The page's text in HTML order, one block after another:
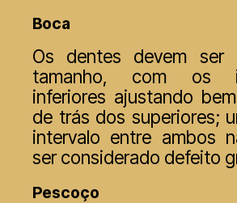
Boca
Os dentes devem ser
tamanho, com os
inferiores ajustando
de trás dos superiores;
intervalo entre ambos
ser considerado defeito
Pescoço